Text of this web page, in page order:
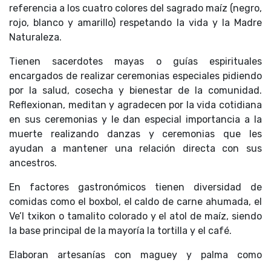
referencia a los cuatro colores del sagrado maíz (negro,
rojo, blanco y amarillo) respetando la vida y la Madre
Naturaleza.
Tienen sacerdotes mayas o guías espirituales
encargados de realizar ceremonias especiales pidiendo
por la salud, cosecha y bienestar de la comunidad.
Reflexionan, meditan y agradecen por la vida cotidiana
en sus ceremonias y le dan especial importancia a la
muerte realizando danzas y ceremonias que les
ayudan a mantener una relación directa con sus
ancestros.
En factores gastronómicos tienen diversidad de
comidas como el boxbol, el caldo de carne ahumada, el
Ve’l txikon o tamalito colorado y el atol de maíz, siendo
la base principal de la mayoría la tortilla y el café.
Elaboran artesanías con maguey y palma como